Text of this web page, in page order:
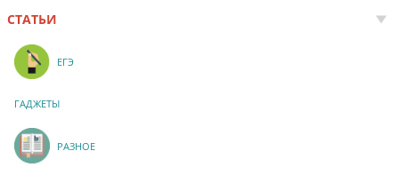
СТАТЬИ
ЕГЭ
ГАДЖЕТЫ
РАЗНОЕ